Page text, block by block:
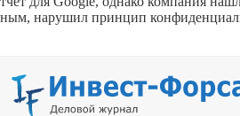
нарушил принцип